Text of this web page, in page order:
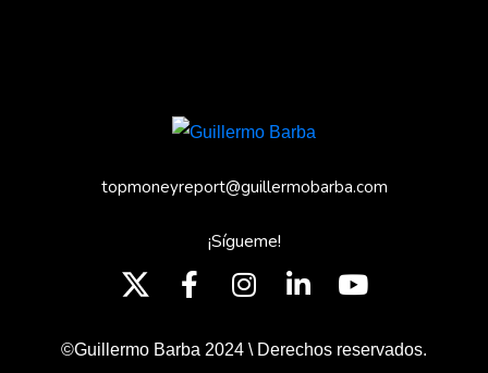
topmoneyreport@guillermobarba.com
¡Sígueme!
©Guillermo Barba 2024 \ Derechos reservados.